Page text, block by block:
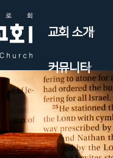
교회 소개
커뮤니티